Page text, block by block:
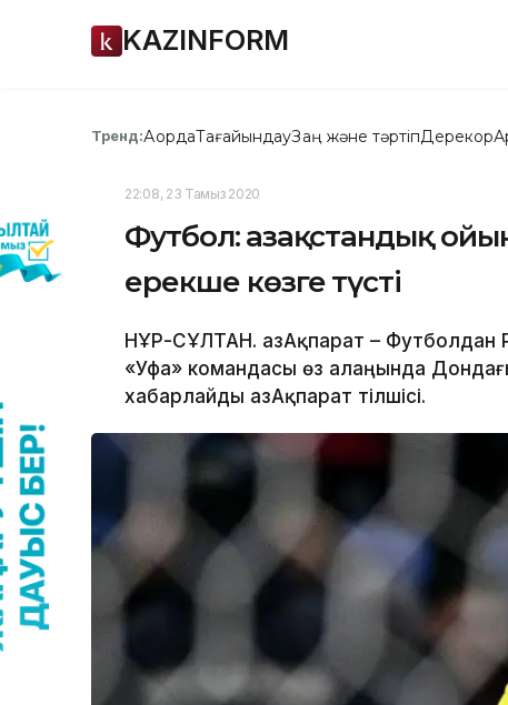
KAZINFORM
Тренд:АқордаТағайындауЗаң және тәртіпДерекқор
22:08, 23 Тамыз 2020
Футбол: Қазақстандық
ерекше көзге түсті
НҰР-СҰЛТАН. ҚазАқпарат – Футболдан
«Уфа» командасы өз алаңында
хабарлайды ҚазАқпарат тілшісі.